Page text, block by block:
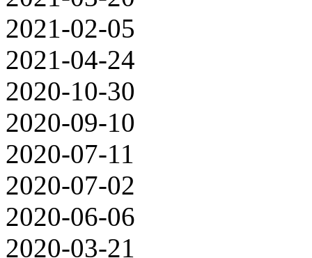
2021-02-05
2021-04-24
2020-10-30
2020-09-10
2020-07-11
2020-07-02
2020-06-06
2020-03-21